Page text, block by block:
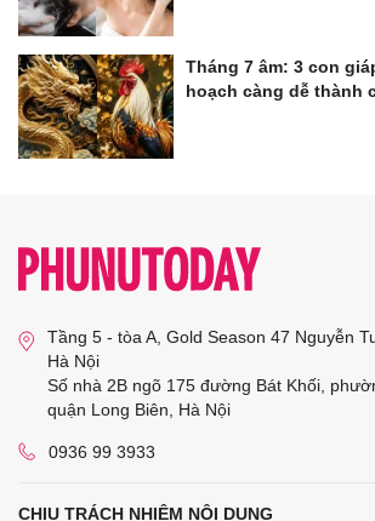
Tháng 7 âm: 3 con
hoạch càng dễ thành
Tầng 5 - tòa A, Gold Season 47 Nguyễn
Hà Nội
Số nhà 2B ngõ 175 đường Bát Khối,
quận Long Biên, Hà Nội
0936 99 3933
CHỊU TRÁCH NHIỆM NỘI DUNG